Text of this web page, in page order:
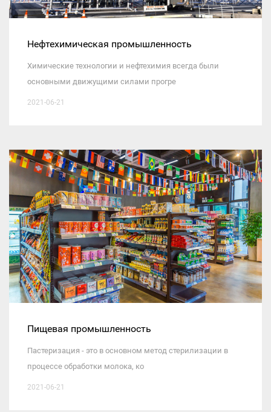
Нефтехимическая промышленность
Химические технологии и нефтехимия всегда были
основными движущими силами прогре
2021-06-21
Пищевая промышленность
Пастеризация - это в основном метод стерилизации в
процессе обработки молока, ко
2021-06-21